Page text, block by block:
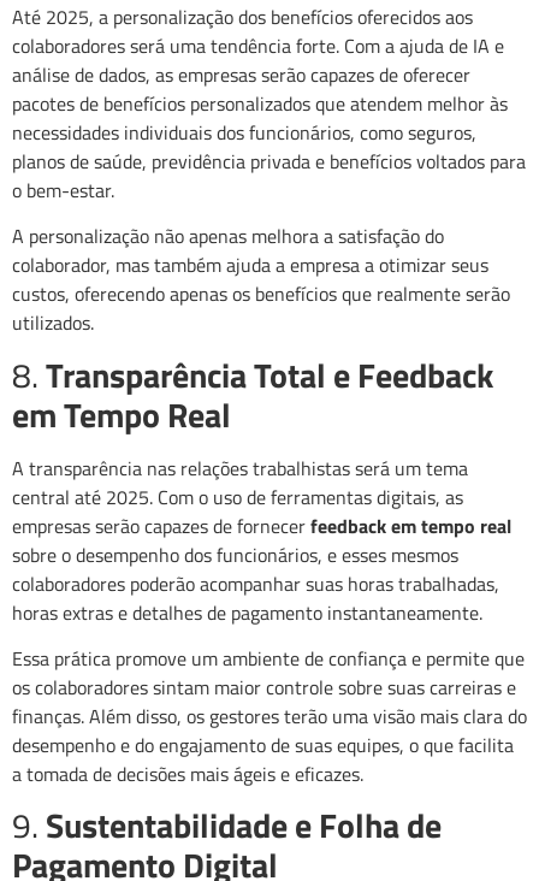
Até 2025, a personalização dos benefícios oferecidos aos
colaboradores será uma tendência forte. Com a ajuda de IA e
análise de dados, as empresas serão capazes de oferecer
pacotes de benefícios personalizados que atendem melhor às
necessidades individuais dos funcionários, como seguros,
planos de saúde, previdência privada e benefícios voltados para
o bem-estar.
A personalização não apenas melhora a satisfação do
colaborador, mas também ajuda a empresa a otimizar seus
custos, oferecendo apenas os benefícios que realmente serão
utilizados.
8.Transparência Total e Feedback
em Tempo Real
A transparência nas relações trabalhistas será um tema
central até 2025. Com o uso de ferramentas digitais, as
empresas serão capazes de fornecerfeedback em tempo real
sobre o desempenho dos funcionários, e esses mesmos
colaboradores poderão acompanhar suas horas trabalhadas,
horas extras e detalhes de pagamento instantaneamente.
Essa prática promove um ambiente de confiança e permite que
os colaboradores sintam maior controle sobre suas carreiras e
finanças. Além disso, os gestores terão uma visão mais clara do
desempenho e do engajamento de suas equipes, o que facilita
a tomada de decisões mais ágeis e eficazes.
9.Sustentabilidade e Folha de
Pagamento Digital